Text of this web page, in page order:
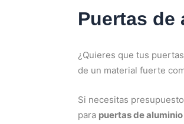
Puertas de
¿Quieres que tus
de un material fuerte
Si necesitas
para puertas de